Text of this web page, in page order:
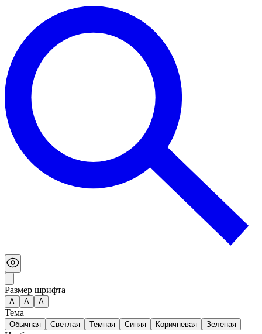
Размер шрифта
А A A
Тема
Обычная Светлая Темная Синяя Коричневая Зеленая